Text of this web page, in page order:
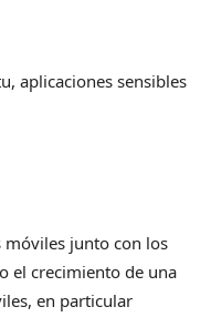
aplicaciones sensibles
móviles junto con los
el crecimiento de una
en particular